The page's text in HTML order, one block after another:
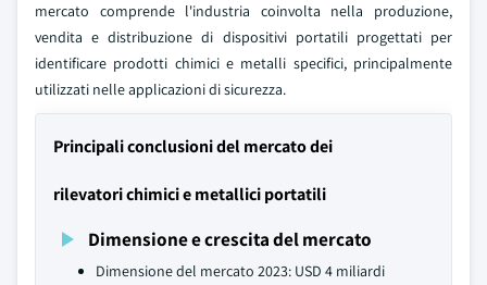
mercato comprende l'industria coinvolta nella produzione,
vendita e distribuzione di dispositivi portatili progettati per
identificare prodotti chimici e metalli specifici, principalmente
utilizzati nelle applicazioni di sicurezza.
Principali conclusioni del mercato dei
rilevatori chimici e metallici portatili
Dimensione e crescita del mercato
Dimensione del mercato 2023: USD 4 miliardi